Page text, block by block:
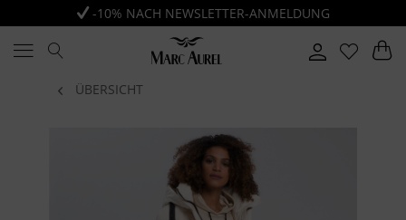
-10% NACH NEWSLETTER-ANMELDUNG
ÜBERSICHT